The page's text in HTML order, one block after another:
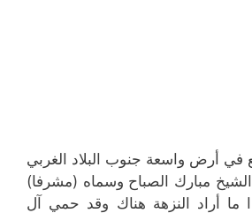
أرض واسعة جنوب البلاد الغربي
الشيخ مبارك الصباح وسماه (مشرفا)
ما أراد النزهة هناك وقد حمي آل